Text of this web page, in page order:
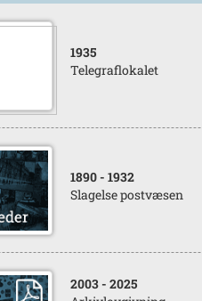
1935
Telegraflokalet
1890 - 1932
Slagelse postvæsen
2003 - 2025